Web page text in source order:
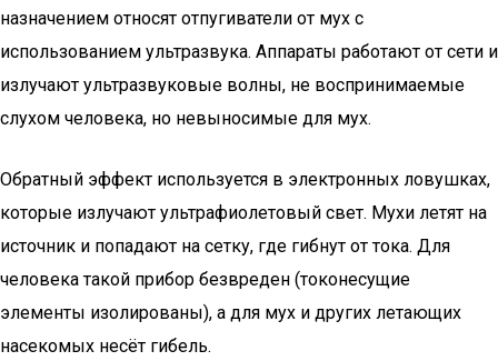
назначением относят отпугиватели от мух с
использованием ультразвука. Аппараты работают от сети и
излучают ультразвуковые волны, не воспринимаемые
слухом человека, но невыносимые для мух.
Обратный эффект используется в электронных ловушках,
которые излучают ультрафиолетовый свет. Мухи летят на
источник и попадают на сетку, где гибнут от тока. Для
человека такой прибор безвреден (токонесущие
элементы изолированы), а для мух и других летающих
насекомых несёт гибель.